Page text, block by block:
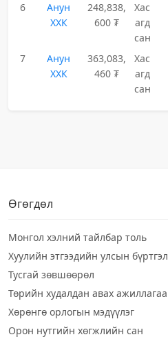
6
Анун
ХХК
248,838,
600 ₮
Хас
агд
сан
7
Анун
ХХК
363,083,
460 ₮
Хас
агд
сан
Өгөгдөл
Монгол хэлний тайлбар толь
Хуулийн этгээдийн улсын бүртгэл
Тусгай зөвшөөрөл
Төрийн худалдан авах ажиллагаа
Хөрөнгө орлогын мэдүүлэг
Орон нутгийн хөгжлийн сан